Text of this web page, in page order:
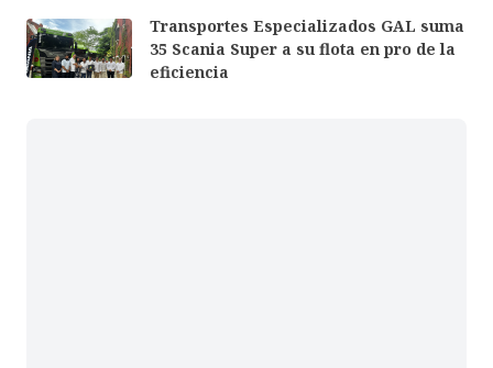
Transportes Especializados GAL suma
35 Scania Super a su flota en pro de la
eficiencia